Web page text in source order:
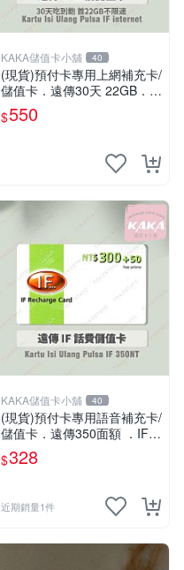
KAKA儲值卡小舖 40
(現貨)預付卡專用上網補充卡/
儲值卡．遠傳30天 22GB．上
網吃到飽．IF499．遠傳外籍
可儲 [KAKA儲值卡小舖]
$550
KAKA儲值卡小舖 40
(現貨)預付卡專用語音補充卡/
儲值卡．遠傳350面額 ．IF 3
50 [KAKA儲值卡小舖]
$328
近期銷量1件